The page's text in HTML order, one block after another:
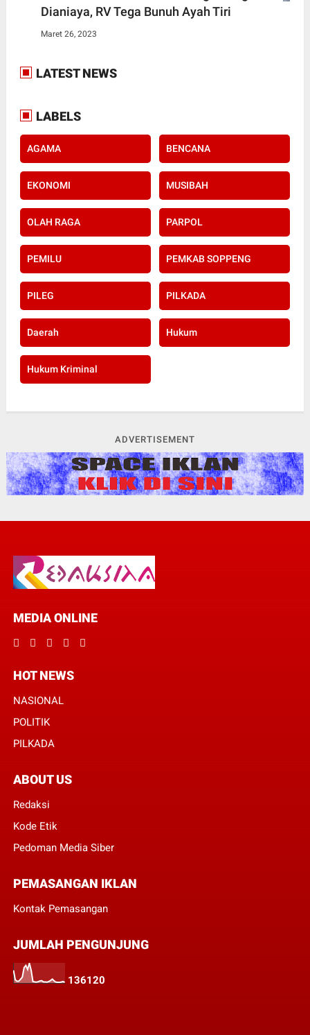
Dianiaya, RV Tega Bunuh Ayah Tiri
Maret 26, 2023
LATEST NEWS
LABELS
AGAMA BENCANA
EKONOMI MUSIBAH
OLAH RAGA PARPOL
PEMILU PEMKAB SOPPENG
PILEG PILKADA
Daerah Hukum
Hukum Kriminal
ADVERTISEMENT
MEDIA ONLINE
HOT NEWS
NASIONAL
POLITIK
PILKADA
ABOUT US
Redaksi
Kode Etik
Pedoman Media Siber
PEMASANGAN IKLAN
Kontak Pemasangan
JUMLAH PENGUNJUNG
136120